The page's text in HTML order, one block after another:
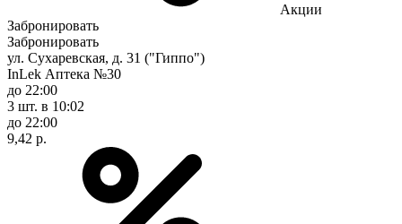
Акции
Забронировать
Забронировать
ул. Сухаревская, д. 31 ("Гиппо")
InLek Аптека №30
до 22:00
3 шт. в 10:02
до 22:00
9,42 р.